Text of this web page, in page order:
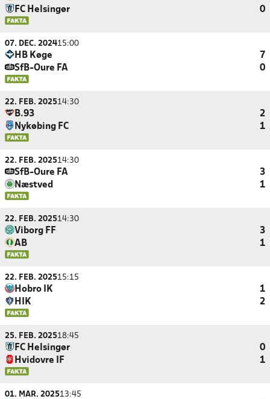
FC Helsingør
0
07. DEC. 202415:00
HB Køge
7
SfB-Oure FA
0
22. FEB. 202514:30
B.93
2
Nykøbing FC
1
22. FEB. 202514:30
SfB-Oure FA
3
Næstved
1
22. FEB. 202514:30
Viborg FF
3
AB
1
22. FEB. 202515:15
Hobro IK
1
HIK
2
25. FEB. 202518:45
FC Helsingør
0
Hvidovre IF
1
01. MAR. 202513:45